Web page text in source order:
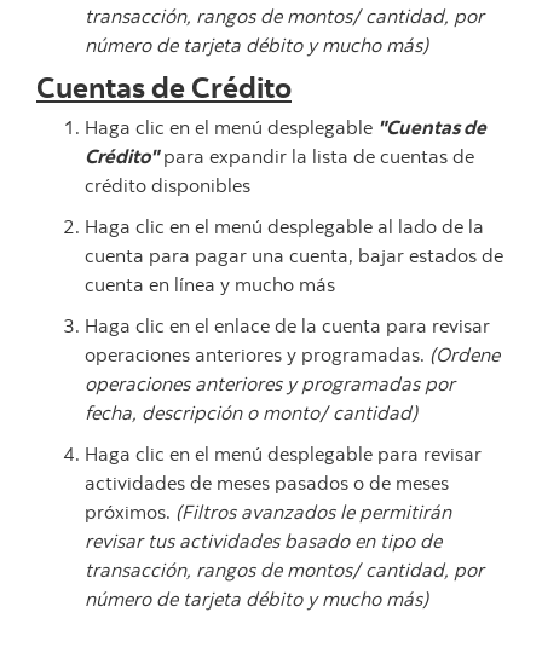
transacción, rangos de montos/ cantidad, por
número de tarjeta débito y mucho más)
Cuentas de Crédito
Haga clic en el menú desplegable "Cuentas de
Crédito"para expandir la lista de cuentas de
crédito disponibles
Haga clic en el menú desplegable al lado de la
cuenta para pagar una cuenta, bajar estados de
cuenta en línea y mucho más
Haga clic en el enlace de la cuenta para revisar
operaciones anteriores y programadas. (Ordene
operaciones anteriores y programadas por
fecha, descripción o monto/ cantidad)
Haga clic en el menú desplegable para revisar
actividades de meses pasados o de meses
próximos. (Filtros avanzados le permitirán
revisar tus actividades basado en tipo de
transacción, rangos de montos/ cantidad, por
número de tarjeta débito y mucho más)